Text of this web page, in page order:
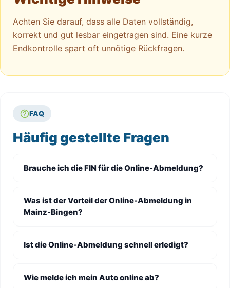
Achten Sie darauf, dass alle Daten vollständig,
korrekt und gut lesbar eingetragen sind. Eine kurze
Endkontrolle spart oft unnötige Rückfragen.
FAQ
Häufig gestellte Fragen
Brauche ich die FIN für die Online-Abmeldung?
Was ist der Vorteil der Online-Abmeldung in
Mainz-Bingen?
Ist die Online-Abmeldung schnell erledigt?
Wie melde ich mein Auto online ab?